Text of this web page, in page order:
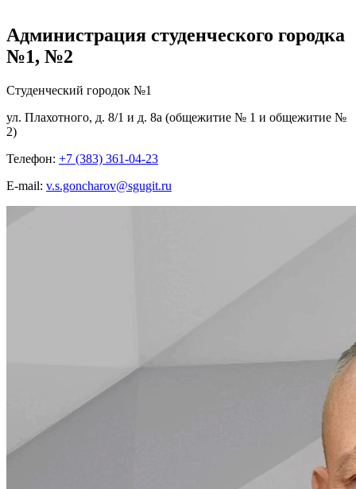
Администрация студенческого городка
№1, №2
Cтуденческий городок №1
ул. Плахотного, д. 8/1 и д. 8а (общежитие № 1 и общежитие №
2)
Телефон: +7 (383) 361-04-23
E-mail: v.s.goncharov@sgugit.ru